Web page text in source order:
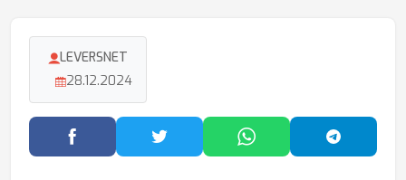
LEVERSNET
28.12.2024
Facebook'ta PaylaşTwitter'da PaylaşWhatsApp'ta Paylaş